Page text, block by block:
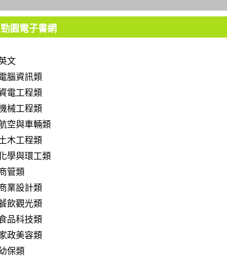
園電子書網
文
腦資訊類
電工程類
械工程類
空與車輛類
木工程類
學與環工類
管類
業設計類
飲觀光類
品科技類
政美容類
保類